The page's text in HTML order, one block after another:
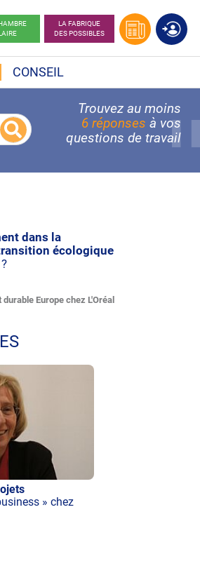
LA FABRIQUE
DES POSSIBLES
CONSEIL
Trouvez au moins
6 réponses à vos
questions de travail
dans la
écologique
Europe chez L'Oréal
» chez